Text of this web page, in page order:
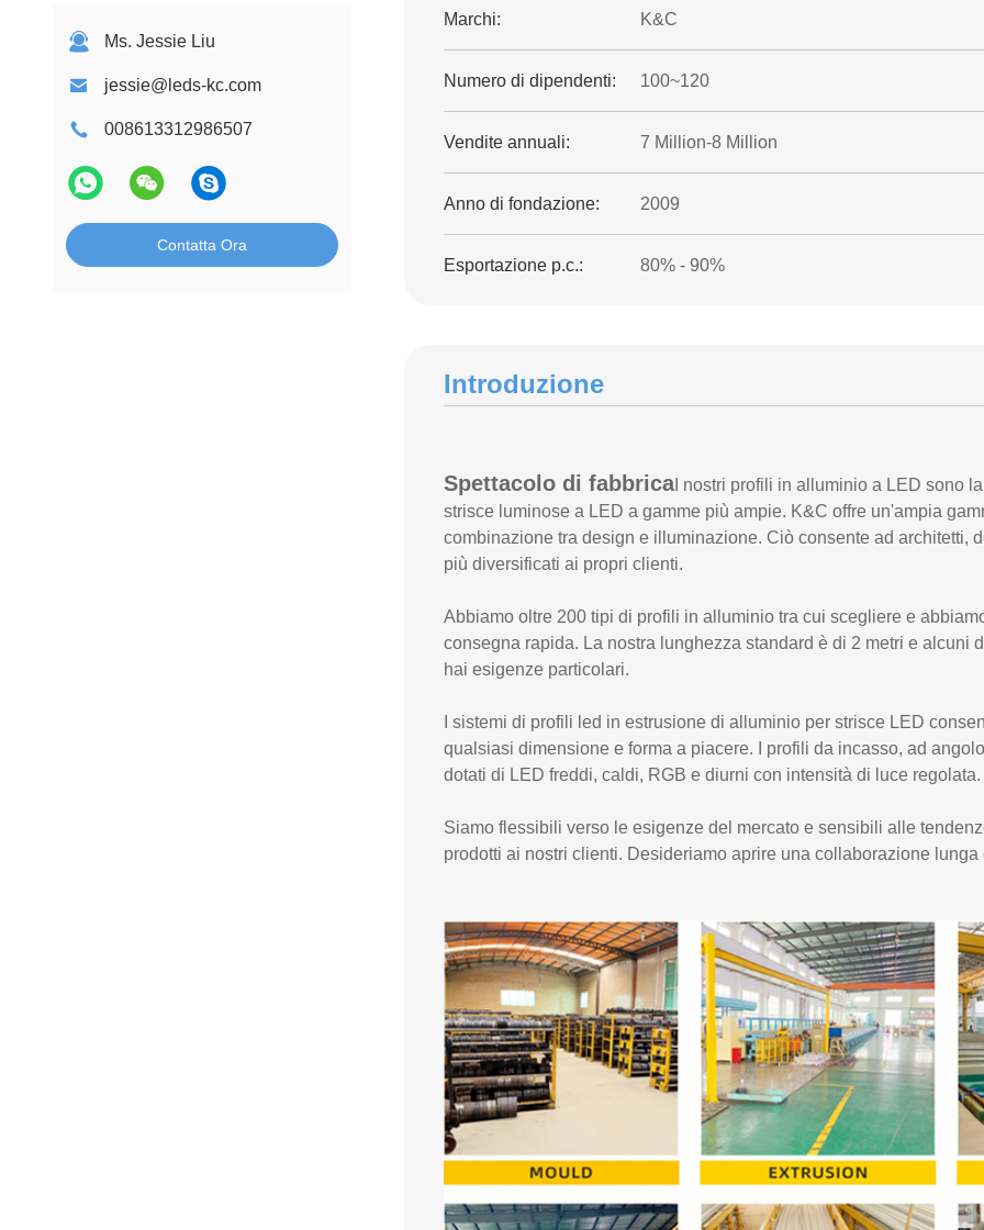
Ms. Jessie Liu
jessie@leds-kc.com
008613312986507
Contatta Ora
Marchi: K&C
Numero di dipendenti: 100~120
Vendite annuali: 7 Million-8 Million
Anno di fondazione: 2009
Esportazione p.c.: 80% - 90%
Introduzione
Spettacolo di fabbricaI nostri profili in alluminio a LED sono
strisce luminose a LED a gamme più ampie. K&C offre un'ampia
combinazione tra design e illuminazione. Ciò consente ad architetti,
più diversificati ai propri clienti.
Abbiamo oltre 200 tipi di profili in alluminio tra cui scegliere e
consegna rapida. La nostra lunghezza standard è di 2 metri e alcuni
hai esigenze particolari.
I sistemi di profili led in estrusione di alluminio per strisce LED
qualsiasi dimensione e forma a piacere. I profili da incasso, ad
dotati di LED freddi, caldi, RGB e diurni con intensità di luce regolata.
Siamo flessibili verso le esigenze del mercato e sensibili alle
prodotti ai nostri clienti. Desideriamo aprire una collaborazione lunga